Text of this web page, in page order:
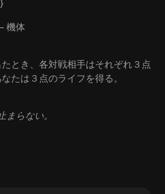
機体
とき、各対戦相手はそれぞれ３点
たは３点のライフを得る。
らない。